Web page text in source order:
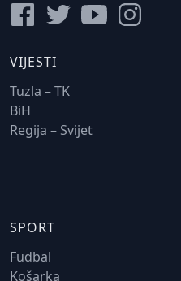
VIJESTI
Tuzla – TK
BiH
Regija – Svijet
SPORT
Fudbal
Košarka